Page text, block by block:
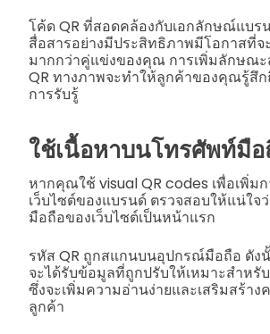
โค้ด QR ที่สอดคล้องกับเอกลักษณ์แบ
สื่อสารอย่างมีประสิทธิภาพมีโอกาสที่
มากกว่าคู่แข่งของคุณ การเพิ่มลักษณ
QR ทางภาพจะทำให้ลูกค้าของคุณรู้สึ
การรับรู้
ใช้เนื้อหาบนโทรศัพท์มื
หากคุณใช้ visual QR codes เพื่อเพิ่มก
เว็บไซต์ของแบรนด์ ตรวจสอบให้แน่ใจ
มือถือของเว็บไซต์เป็นหน้าแรก
รหัส QR ถูกสแกนบนอุปกรณ์มือถือ ดั
จะได้รับข้อมูลที่ถูกปรับให้เหมาะสำห
ซึ่งจะเพิ่มความอ่านง่ายและเสริมสร้าง
ลูกค้า